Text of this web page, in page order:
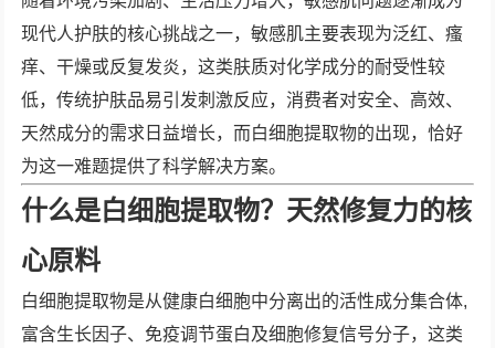
现代人护肤的核心挑战之一，敏感肌主要表现为泛红、瘙
痒、干燥或反复发炎，这类肤质对化学成分的耐受性较
低，传统护肤品易引发刺激反应，消费者对安全、高效、
天然成分的需求日益增长，而白细胞提取物的出现，恰好
为这一难题提供了科学解决方案。
什么是白细胞提取物？天然修复力的核
心原料
白细胞提取物是从健康白细胞中分离出的活性成分集合体,
富含生长因子、免疫调节蛋白及细胞修复信号分子，这类